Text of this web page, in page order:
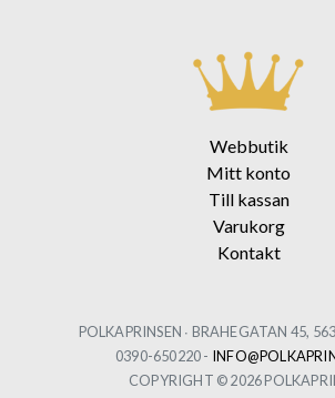
Webbutik
Mitt konto
Till kassan
Varukorg
Kontakt
POLKAPRINSEN ∙ BRAHEGATAN 45,
0390-650220 -
COPYRIGHT © 2026